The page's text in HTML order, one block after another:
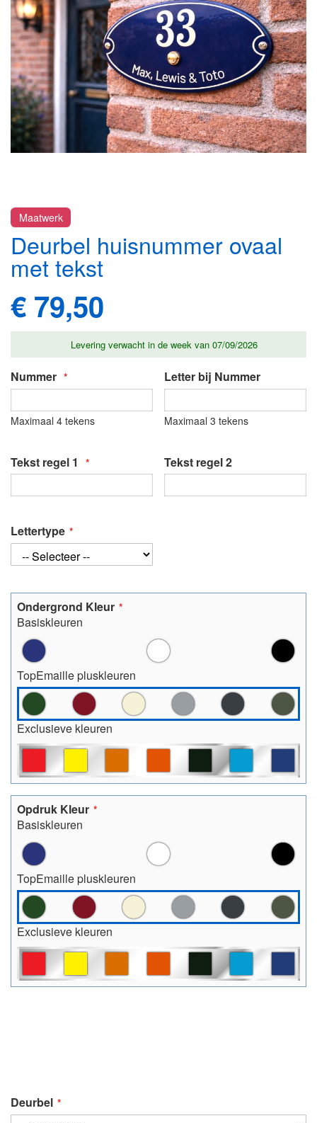
afbeeldingen-
gallerij
Ga
naar
het
begin
van
afbeeldingen-
gallerij
Maatwerk
Deurbel huisnummer ovaal
met tekst
€ 79,50
Levering verwacht in de week van 07/09/2026
Nummer
Maximaal 4 tekens
Letter bij Nummer
Maximaal 3 tekens
Tekst regel 1 Tekst regel 2
Lettertype
Ondergrond Kleur
Basiskleuren
TopEmaille pluskleuren
Exclusieve kleuren
Opdruk Kleur
Basiskleuren
TopEmaille pluskleuren
Exclusieve kleuren
Deurbel